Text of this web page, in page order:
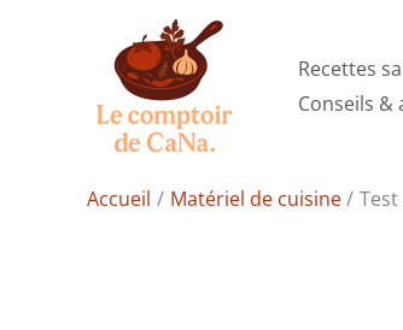
Recettes
Conseils &
Accueil Matériel de cuisine